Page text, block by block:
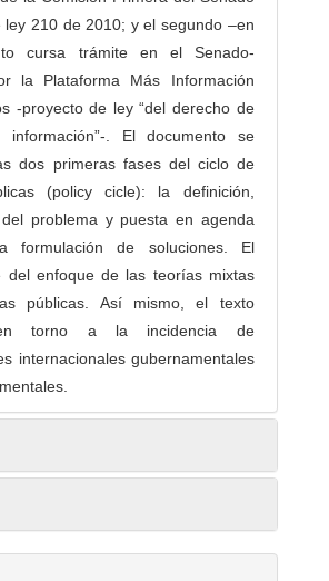
ley 210 de 2010; y el segundo –en
cursa trámite en el Senado-
la Plataforma Más Información
-proyecto de ley “del derecho de
. El documento se
dos primeras fases del ciclo de
(policy cicle): la definición,
problema y puesta en agenda
formulación de soluciones. El
del enfoque de las teorías mixtas
públicas. Así mismo, el texto
en torno a la incidencia de
internacionales gubernamentales